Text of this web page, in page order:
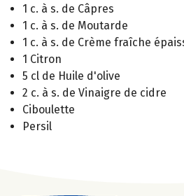
1 c. à s. de Câpres
1 c. à s. de Moutarde
1 c. à s. de Crème fraîche
1 Citron
5 cl de Huile d'olive
2 c. à s. de Vinaigre de cidre
Ciboulette
Persil